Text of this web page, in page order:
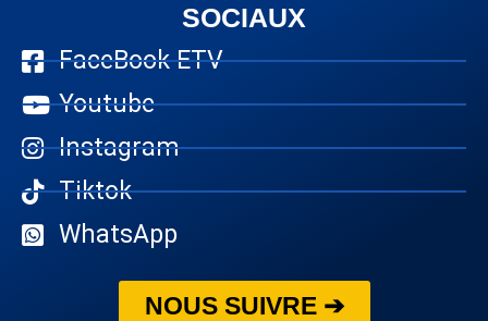
SOCIAUX
FaceBook ETV
Youtube
Instagram
Tiktok
WhatsApp
NOUS SUIVRE ➔